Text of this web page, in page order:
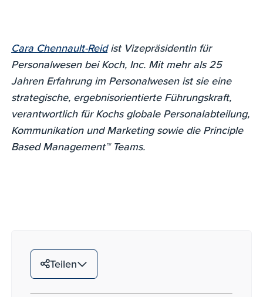
Cara Chennault-Reidist Vizepräsidentin für
Personalwesen bei Koch, Inc. Mit mehr als 25
Jahren Erfahrung im Personalwesen ist sie eine
strategische, ergebnisorientierte Führungskraft,
verantwortlich für Kochs globale Personalabteilung,
Kommunikation und Marketing sowie die Principle
Based Management™ Teams.
Teilen